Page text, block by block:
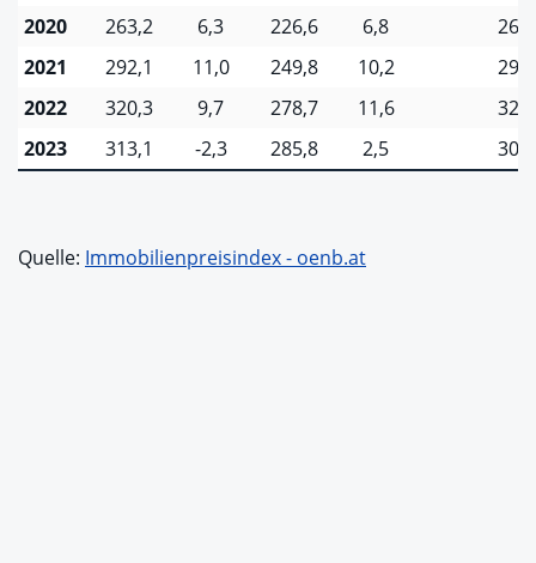
2020
263,2 6,3 226,6 6,8
2021
292,1 11,0 249,8 10,2
2022
320,3 9,7 278,7 11,6
2023
313,1 -2,3 285,8 2,5
Quelle: Immobilienpreisindex - oenb.at